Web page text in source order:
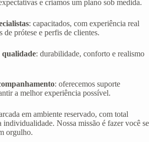
e criamos um plano sob medida.
: capacitados, com experiência real
de prótese e perfis de clientes.
qualidade: durabilidade, conforto e realismo
: oferecemos suporte
a melhor experiência possível.
em ambiente reservado, com total
individualidade. Nossa missão é fazer você se
orgulho.